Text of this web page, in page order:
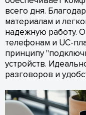
всего дня.
материалам и
надежную работу.
телефонам и UC-
принципу
устройств.
разговоров и